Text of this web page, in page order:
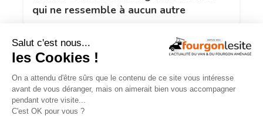
qui ne ressemble à aucun autre